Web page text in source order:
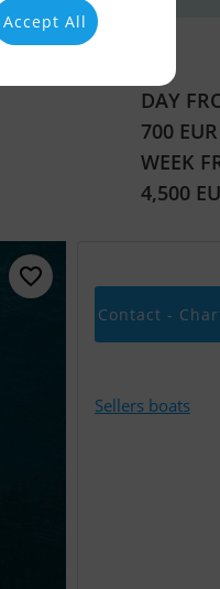
DAY
700 EUR
WEEK
4,500
Contact -
Sellers boats
Accept All